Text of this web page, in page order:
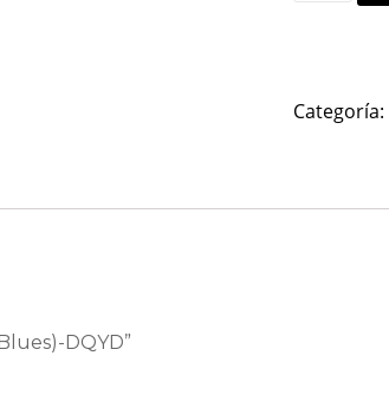
Categoría:
DQYD”